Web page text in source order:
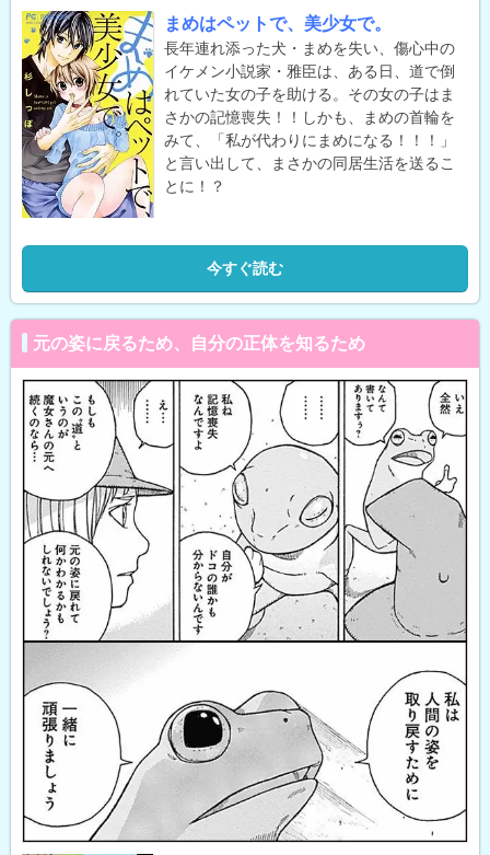
まめはペットで、美少女で。
長年連れ添った犬・まめを失い、傷心中の
イケメン小説家・雅臣は、ある日、道で倒
れていた女の子を助ける。その女の子はま
さかの記憶喪失！！しかも、まめの首輪を
みて、「私が代わりにまめになる！！！」
と言い出して、まさかの同居生活を送るこ
とに！？
今すぐ読む
元の姿に戻るため、自分の正体を知るため